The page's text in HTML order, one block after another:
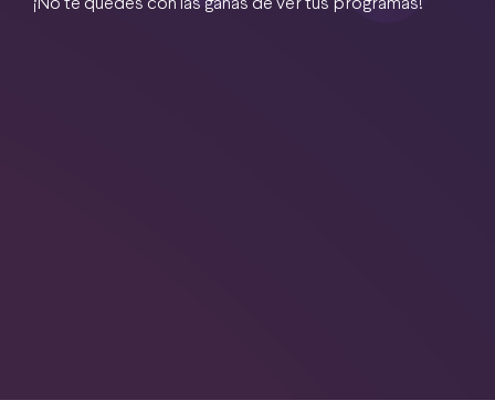
¡No te quedes con las ganas de ver tus programas!